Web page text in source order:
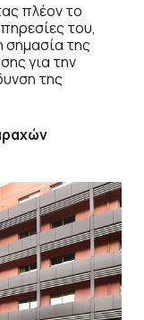
πλέον το
του,
σημασία της
για την
της